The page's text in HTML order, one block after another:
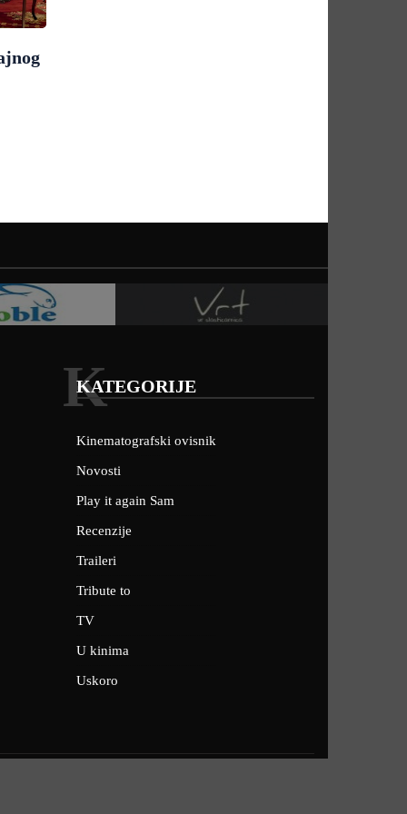
KATEGORIJE
K
Kinematografski ovisnik
Novosti
Play it again Sam
Recenzije
Traileri
Tribute to
TV
U kinima
Uskoro